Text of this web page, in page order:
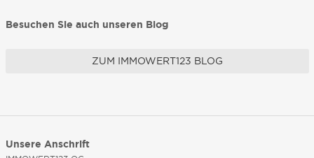
Besuchen Sie auch unseren Blog
ZUM IMMOWERT123 BLOG
Unsere Anschrift